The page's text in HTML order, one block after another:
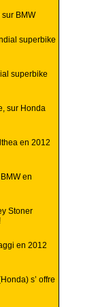
BMW
superbike
superbike
sur Honda
en 2012
en
Stoner
en 2012
s’ offre